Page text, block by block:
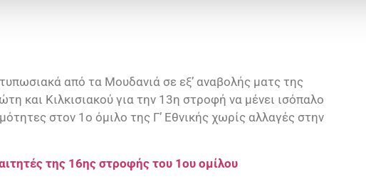
από τα Μουδανιά σε εξ’ αναβολής ματς της
και Κιλκισιακού για την 13η στροφή να μένει ισόπαλο
στον 1ο όμιλο της Γ’ Εθνικής χωρίς αλλαγές στην
της 16ης στροφής του 1ου ομίλου